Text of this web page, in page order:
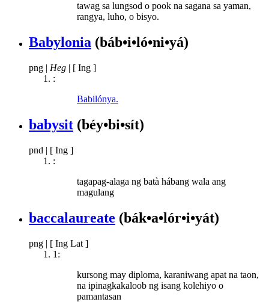
tawag sa lungsod o pook na sagana sa yaman,
rangya, luho, o bisyo.
Babylonia (báb•i•ló•ni•yá)
png | Heg | [ Ing ]
:
Babilónya.
babysit (béy•bi•sít)
pnd | [ Ing ]
:
tagapag-alaga ng batà hábang wala ang
magulang
baccalaureate (bák•a•lór•i•yát)
png | [ Ing Lat ]
1:
kursong may diploma, karaniwang apat na taon,
na ipinagkakaloob ng isang kolehiyo o
pamantasan